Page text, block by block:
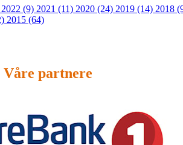
2022 (9) 2021 (11) 2020 (24) 2019 (14) 2018
2015 (64)
Våre partnere